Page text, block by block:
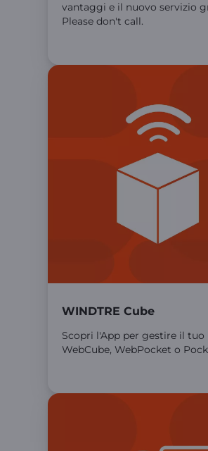
vantaggi e il nuovo servizio
Please don't call.
WINDTRE Cube
Scopri l'App per gestire il tuo
WebCube, WebPocket o